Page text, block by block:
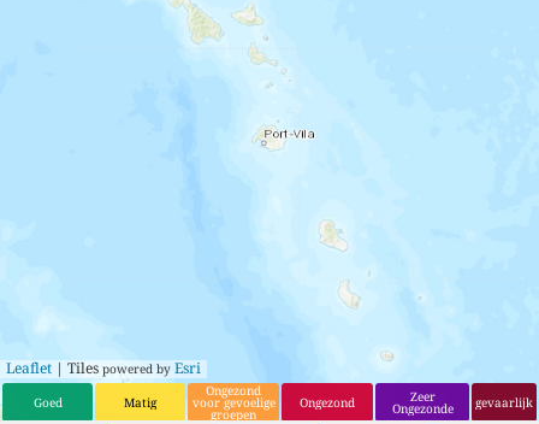
Leaflet | Tiles powered by Esri
Goed Matig
Ongezond
voor gevoelige
groepen
Ongezond Zeer
Ongezonde gevaarlijk